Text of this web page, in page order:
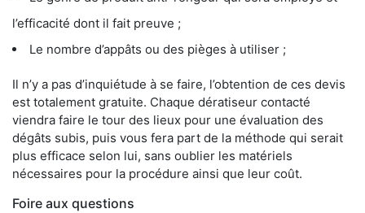
l’efficacité dont il fait preuve ;
Le nombre d’appâts ou des pièges à utiliser ;
Il n’y a pas d’inquiétude à se faire, l’obtention de ces devis
est totalement gratuite. Chaque dératiseur contacté
viendra faire le tour des lieux pour une évaluation des
dégâts subis, puis vous fera part de la méthode qui serait
plus efficace selon lui, sans oublier les matériels
nécessaires pour la procédure ainsi que leur coût.
Foire aux questions